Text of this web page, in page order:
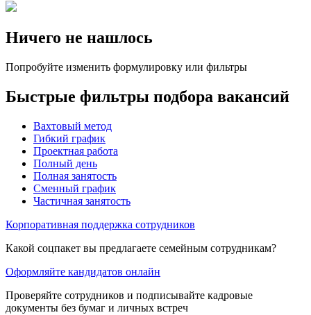
Ничего не нашлось
Попробуйте изменить формулировку или фильтры
Быстрые фильтры подбора вакансий
Вахтовый метод
Гибкий график
Проектная работа
Полный день
Полная занятость
Сменный график
Частичная занятость
Корпоративная поддержка сотрудников
Какой соцпакет вы предлагаете семейным сотрудникам?
Оформляйте кандидатов онлайн
Проверяйте сотрудников и подписывайте кадровые
документы без бумаг и личных встреч